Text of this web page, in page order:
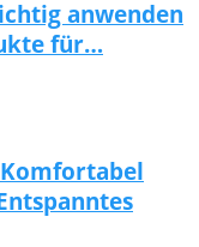
anwenden
für…